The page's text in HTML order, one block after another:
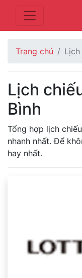
Trang chủ
Lịch
Bình
Tổng hợp lịch
nhanh nhất. Để
hay nhất.